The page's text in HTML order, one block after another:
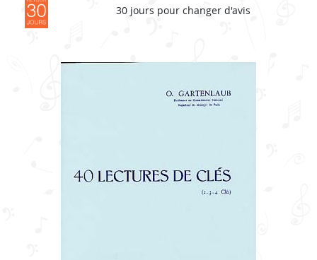
30 jours pour changer d'avis